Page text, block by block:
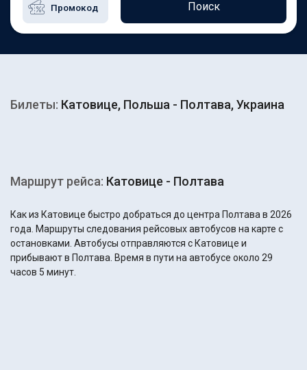
Поиск
Билеты: Катовице, Польша - Полтава, Украина
Маршрут рейса: Катовице - Полтава
Как из Катовице быстро добраться до центра Полтава в 2026
года. Маршруты следования рейсовых автобусов на карте с
остановками. Автобусы отправляются с Катовице и
прибывают в Полтава. Время в пути на автобусе около 29
часов 5 минут.